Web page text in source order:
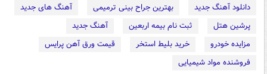
دانلود آهنگ جدید
بهترین جراح بینی ترمیمی
آهنگ های جدید
پرشین هتل
ثبت نام بیمه اربعین
آهنگ جدید
مزایده خودرو
خرید بلیط استخر
قیمت ورق آهن پرایس
فروشنده مواد شیمیایی